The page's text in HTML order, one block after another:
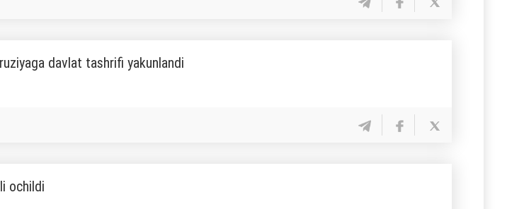
davlat tashrifi yakunlandi
ochildi